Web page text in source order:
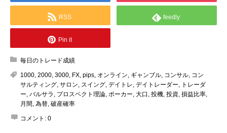
RSS feedly
Pin it
毎日のトレード成績
1000 2000 3000 FX pips オンライン ギャンブル コンサル コン
サルティング サロン スイング デイトレ デイトレーダー
トレーダ
ー バルサラ プロスペクト理論 ポーカー 大口 投機 投資 損益比率
月間 為替 破産確率
コメント: 0